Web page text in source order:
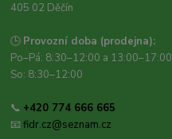
405 02 Děčín
🕒 Provozní doba (prodejna):
Po–Pá: 8:30–12:00 a 13:00–17:00
So: 8:30–12:00
📞 +420 774 666 665
📧fidr.cz@seznam.cz